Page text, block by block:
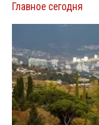
Главное сегодня